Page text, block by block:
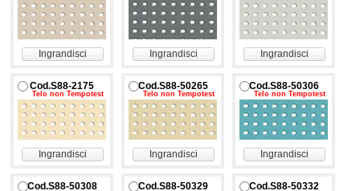
Ingrandisci Ingrandisci Ingrandisci
Cod.S88-2175
Telo non Tempotest
Ingrandisci
Cod.S88-50265
Telo non Tempotest
Ingrandisci
Cod.S88-50306
Telo non Tempotest
Ingrandisci
Cod.S88-50308 Cod.S88-50329 Cod.S88-50332